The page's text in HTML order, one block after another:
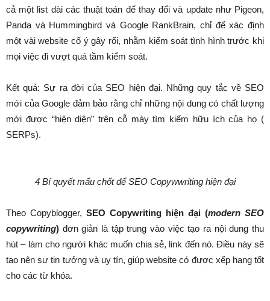
cả một list dài các thuật toán để thay đổi và update như Pigeon,
Panda và Hummingbird và Google RankBrain, chỉ để xác định
một vài website cố ý gây rối, nhằm kiểm soát tình hình trước khi
mọi việc đi vượt quá tầm kiểm soát.
Kết quả: Sự ra đời của SEO hiện đại. Những quy tắc về SEO
mới của Google đảm bảo rằng chỉ những nội dung có chất lượng
mới được “hiện diện” trên cỗ mày tìm kiếm hữu ích của họ (
SERPs).
4 Bí quyết mấu chốt để SEO Copywwriting hiện đại
Theo Copyblogger, SEO Copywriting hiện đại (modern SEO
copywriting) đơn giản là tập trung vào việc tạo ra nội dung thu
hút – làm cho người khác muốn chia sẻ, link đến nó. Điều này sẽ
tạo nên sự tin tưởng và uy tín, giúp website có được xếp hạng tốt
cho các từ khóa.